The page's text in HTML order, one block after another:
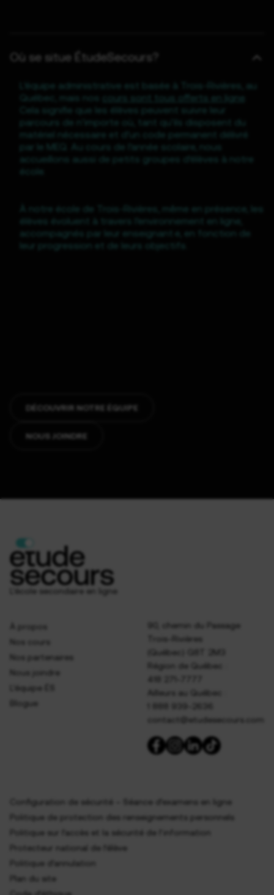
Où se situe ÉtudeSecours?
L’équipe administrative est basée à Trois-Rivières, au
Québec, mais nos
cours sont tous offerts en ligne
Cela signifie que les élèves peuvent suivre leur
parcours de n’importe où, tant qu’ils disposent du
matériel nécessaire et d’un code permanent délivré
par le MEQ. Au cours de l’année scolaire, nous
accueillons aussi de petits groupes d’élèves à notre
élèves évoluent à travers l’environnement en ligne,
accompagnés par leur enseignant·e, en fonction de
leur progression et de leurs objectifs.
DÉCOUVRIR NOTRE ÉQUIPE
NOUS JOINDRE
L’école secondaire en ligne
Nos partenaires
Nous joindre
L’équipe ÉS
Blogue
90, chemin du Passage
Trois-Rivières
(Québec) G8T 2M3
Région de Québec :
Ailleurs au Québec :
contact@etudesecours.com
Configuration de sécurité – Séance d’examens en ligne
Politique de protection des renseignements personnels
Politique sur l’accès et la sécurité de l’information
Protecteur national de l’élève
Politique d’annulation
Plan du site